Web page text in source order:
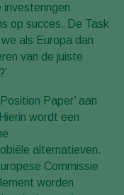
investeringen
op succes. De Task
als Europa dan
van de juiste
Paper’ aan
wordt een
alternatieven.
Commissie
worden